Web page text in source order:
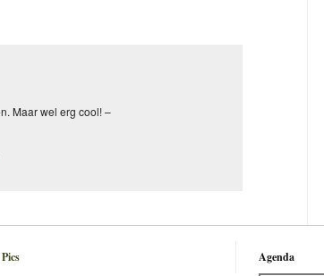
Maar wel erg cool! –
Agenda